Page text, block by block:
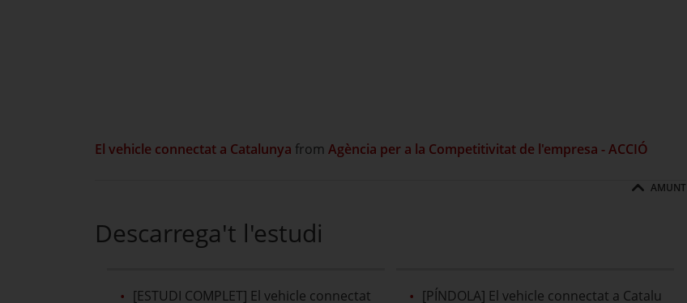
El vehicle connectat a Catalunya from Agència per a la Competitivitat de l'empresa - ACCIÓ
AMUNT
Descarrega't l'estudi
[ESTUDI COMPLET] El vehicle connectat
[PÍNDOLA] El vehicle connectat a Catalu